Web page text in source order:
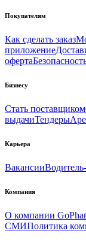
Покупателям
Как сделать заказ
приложение
оферта
Бизнесу
Стать поставщиком
выдачиТендеры
Карьера
Вакансии
Компания
О компании
СМИПолитика